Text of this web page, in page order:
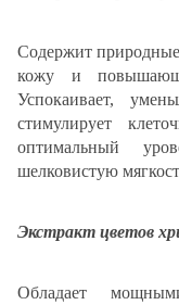
Содержит
кожу и
Успокаивает,
стимулирует
оптимальный
шелковистую
Экстракт цветов
Обладает